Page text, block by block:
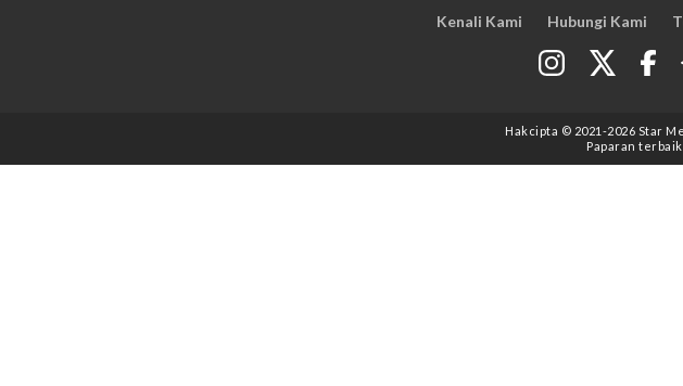
Kenali Kami Hubungi Kami
Hakcipta © 2021 -2026 Star
Paparan